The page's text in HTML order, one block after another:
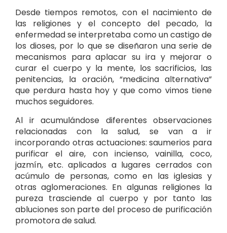
Desde tiempos remotos, con el nacimiento de
las religiones y el concepto del pecado, la
enfermedad se interpretaba como un castigo de
los dioses, por lo que se diseñaron una serie de
mecanismos para aplacar su ira y mejorar o
curar el cuerpo y la mente, los sacrificios, las
penitencias, la oración, “medicina alternativa”
que perdura hasta hoy y que como vimos tiene
muchos seguidores.
Al ir acumulándose diferentes observaciones
relacionadas con la salud, se van a ir
incorporando otras actuaciones: saumerios para
purificar el aire, con incienso, vainilla, coco,
jazmín, etc. aplicados a lugares cerrados con
acúmulo de personas, como en las iglesias y
otras aglomeraciones. En algunas religiones la
pureza trasciende al cuerpo y por tanto las
abluciones son parte del proceso de purificación
promotora de salud.